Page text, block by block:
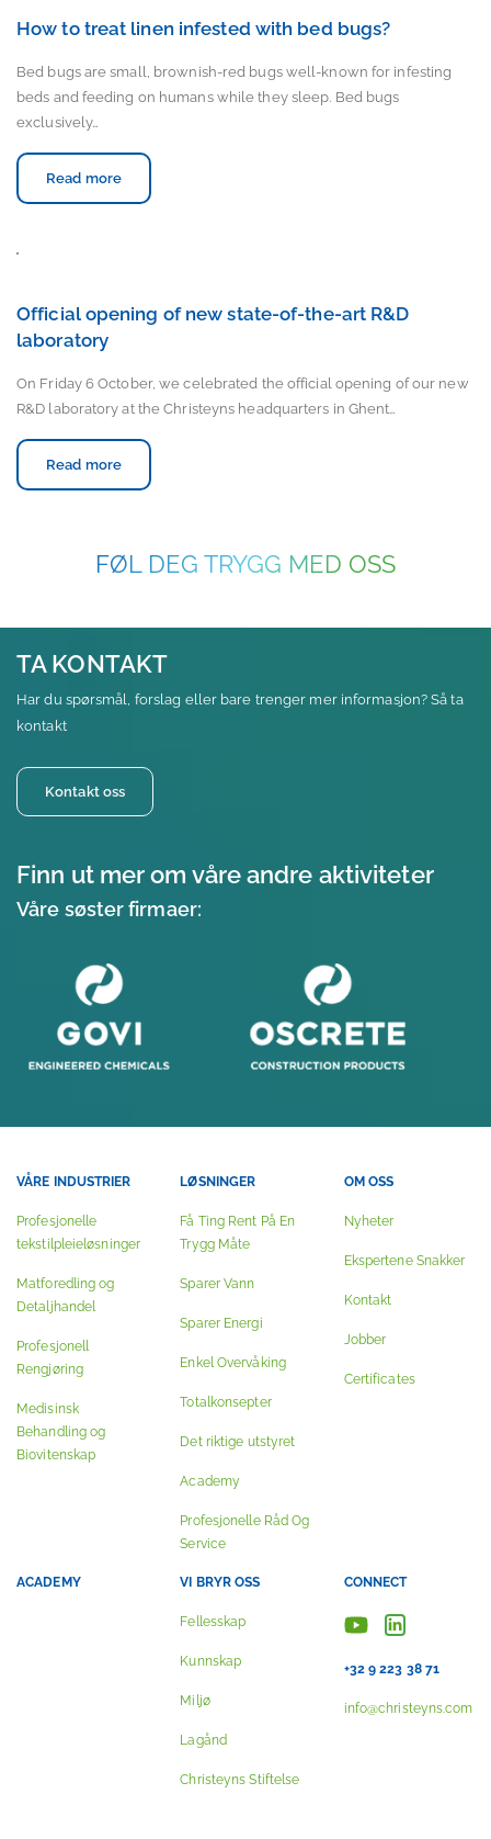
How to treat linen infested with bed bugs?
Bed bugs are small, brownish-red bugs well-known for infesting
beds and feeding on humans while they sleep. Bed bugs
exclusively…
Read more
Official opening of new state-of-the-art R&D
laboratory
On Friday 6 October, we celebrated the official opening of our new
R&D laboratory at the Christeyns headquarters in Ghent…
Read more
FØL DEG TRYGG MED OSS
TA KONTAKT
Har du spørsmål, forslag eller bare trenger mer informasjon? Så ta
kontakt
Kontakt oss
Finn ut mer om våre andre aktiviteter
Våre søster firmaer:
VÅRE INDUSTRIER
Profesjonelle
tekstilpleieløsninger
Matforedling og
Detaljhandel
Profesjonell
Rengjøring
Medisinsk
Behandling og
Biovitenskap
LØSNINGER
Få Ting Rent På En
Trygg Måte
Sparer Vann
Sparer Energi
Enkel Overvåking
Totalkonsepter
Det riktige utstyret
Academy
Profesjonelle Råd Og
Service
OM OSS
Nyheter
Ekspertene Snakker
Kontakt
Jobber
Certificates
ACADEMY VI BRYR OSS
Fellesskap
Kunnskap
Miljø
Lagånd
Christeyns Stiftelse
CONNECT
+32 9 223 38 71
info@christeyns.com